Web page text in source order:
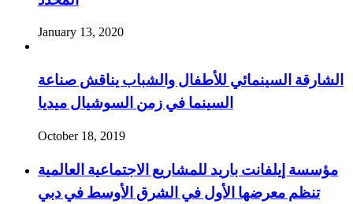
January 13, 2020
الشارقة السينمائي للأطفال والشباب يناقش صناعة
السينما في زمن السوشيال ميديا
October 18, 2019
مؤسسة إيلفانت باريد للمشاريع الاجتماعية العالمية
تنظم معرضها الأول في الشرق الأوسط في دبي